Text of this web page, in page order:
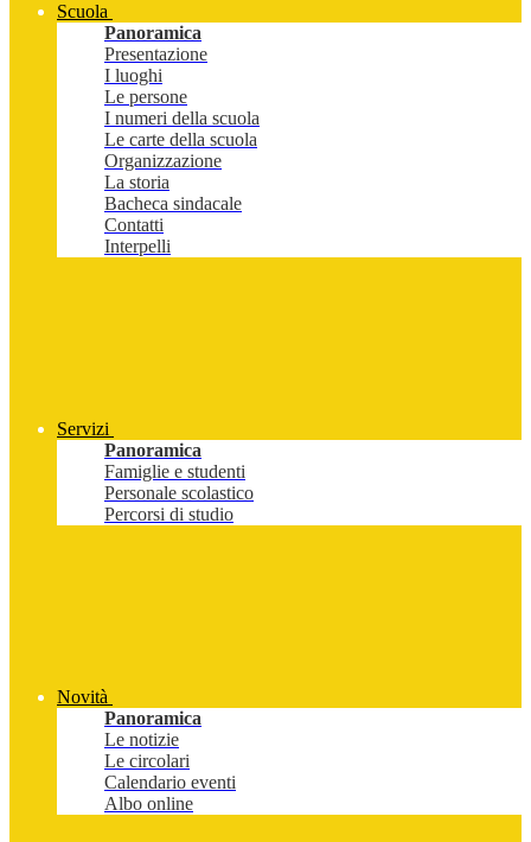
Scuola
Panoramica
Presentazione
I luoghi
Le persone
I numeri della scuola
Le carte della scuola
Organizzazione
La storia
Bacheca sindacale
Contatti
Interpelli
Servizi
Panoramica
Famiglie e studenti
Personale scolastico
Percorsi di studio
Novità
Panoramica
Le notizie
Le circolari
Calendario eventi
Albo online